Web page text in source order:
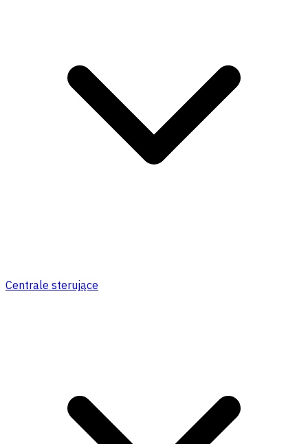
Centrale sterujące